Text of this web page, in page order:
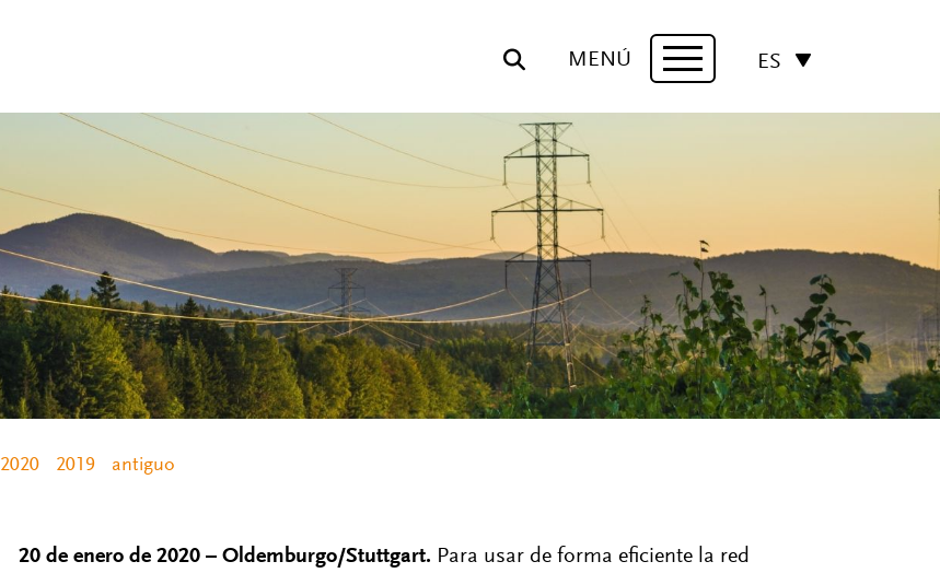
MENÚ
Navigation
ES
2020 2019 antiguo
20 de enero de 2020 – Oldemburgo/Stuttgart. Para usar de forma eficiente la red